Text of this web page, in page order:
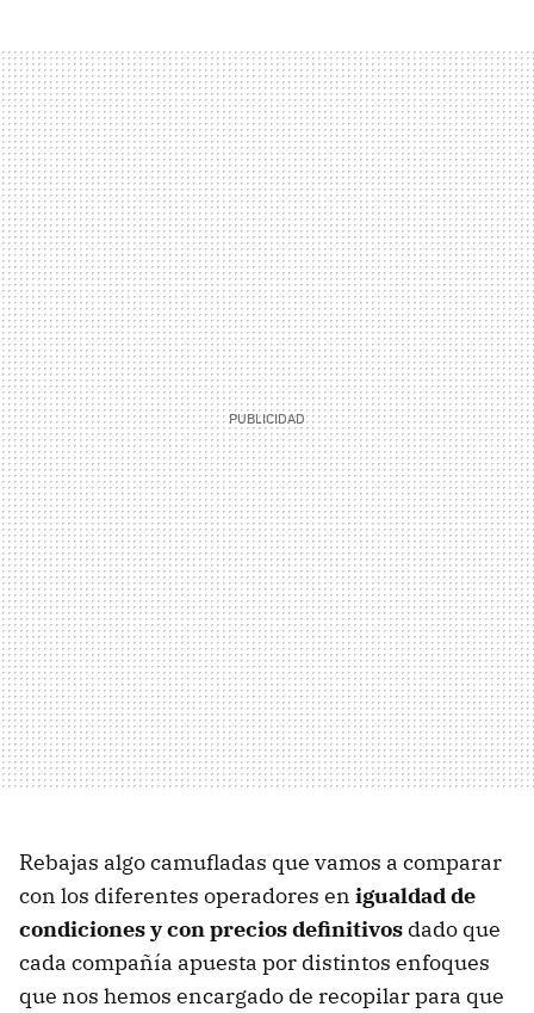
Rebajas algo camufladas que vamos a comparar
con los diferentes operadores en igualdad de
condiciones y con precios definitivos dado que
cada compañía apuesta por distintos enfoques
que nos hemos encargado de recopilar para que